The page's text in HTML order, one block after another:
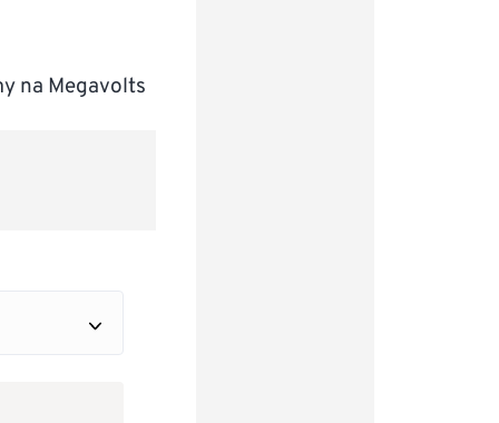
na Megavolts